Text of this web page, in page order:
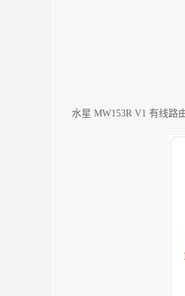
水星 MW153R V1 有线路